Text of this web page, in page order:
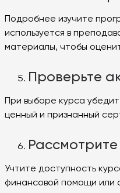
Подробнее изучите
используется в
материалы, чтобы
Проверьте
При выборе курса
ценный и признанный
Учтите доступность
финансовой помощи или